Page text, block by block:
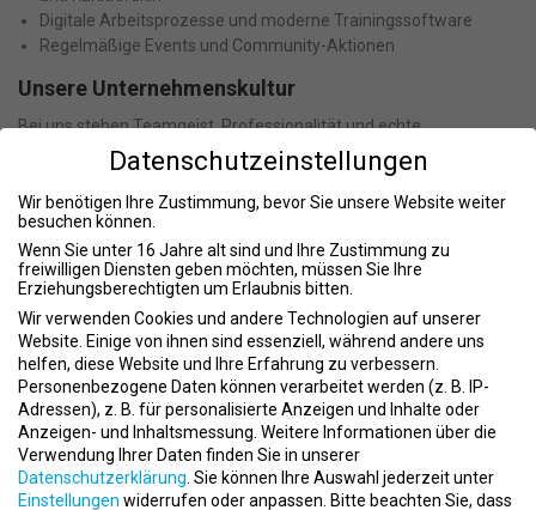
Digitale Arbeitsprozesse und moderne Trainingssoftware
Regelmäßige Events und Community-Aktionen
Unsere Unternehmenskultur
Bei uns stehen Teamgeist, Professionalität und echte
Wertschätzung im Vordergrund. Wir suchen Menschen, die
Verantwortung übernehmen möchten, gerne mit Menschen
arbeiten und Fitness sowie Gesundheit nicht nur als Job, sondern
als Leidenschaft sehen.
Eigeninitiative, Motivation und ein positives Miteinander sind feste
Bestandteile unserer täglichen Zusammenarbeit.
Deine Vorteile
Kostenfreie oder vergünstigte Nutzung des Studios
Flexible Arbeitszeiten
Mitarbeiterrabatte
Kostenlose Getränke
Firmenevents
Mentoring und persönliche Weiterentwicklung
Datenschutzeinstellungen
Wir benötigen Ihre Zustimmung, bevor Sie unsere Website weiter
besuchen können.
Wenn Sie unter 16 Jahre alt sind und Ihre Zustimmung zu
freiwilligen Diensten geben möchten, müssen Sie Ihre
Erziehungsberechtigten um Erlaubnis bitten.
Wir verwenden Cookies und andere Technologien auf unserer
Website. Einige von ihnen sind essenziell, während andere uns
helfen, diese Website und Ihre Erfahrung zu verbessern.
Personenbezogene Daten können verarbeitet werden (z. B. IP-
Adressen), z. B. für personalisierte Anzeigen und Inhalte oder
Anzeigen- und Inhaltsmessung. Weitere Informationen über die
Verwendung Ihrer Daten finden Sie in unserer
Datenschutzerklärung. Sie können Ihre Auswahl jederzeit unter
Einstellungen widerrufen oder anpassen. Bitte beachten Sie, dass